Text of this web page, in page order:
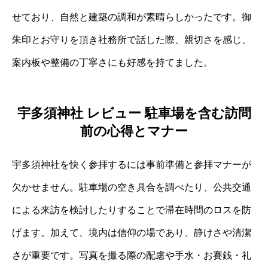
せており、自然と建築の調和が素晴らしかったです。御
朱印とお守りを頂き社務所で話した際、親切さを感じ、
案内板や整備の丁寧さにも好感を持てました。
宇多須神社 レビュー 駐車場を含む訪問
前の心得とマナー
宇多須神社を快く参拝するには事前準備と参拝マナーが
欠かせません。駐車場の空き具合を調べたり、公共交通
による来訪を検討したりすることで滞在時間のロスを防
げます。加えて、境内は信仰の場であり、静けさや清潔
さが重要です。写真を撮る際の配慮や手水・お賽銭・礼